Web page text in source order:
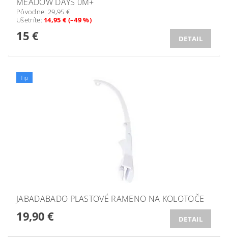
Pôvodne: 29,95 €
Ušetríte: 14,95 € (–49 %)
15 € DETAIL
Tip
JABADABADO PLASTOVÉ RAMENO NA KOLOTOČE
19,90 € DETAIL